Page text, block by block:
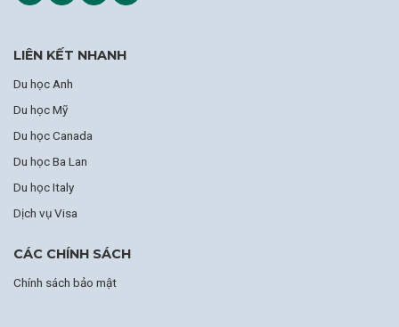
LIÊN KẾT NHANH
Du học Anh
Du học Mỹ
Du học Canada
Du học Ba Lan
Du học Italy
Dịch vụ Visa
CÁC CHÍNH SÁCH
Chính sách bảo mật